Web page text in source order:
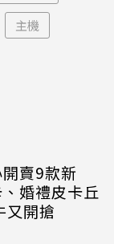
主機
賣9款新
婚禮皮卡丘
又開搶